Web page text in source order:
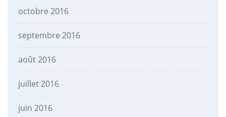
octobre 2016
septembre 2016
août 2016
juillet 2016
juin 2016